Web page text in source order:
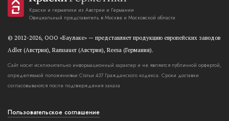
Краски и герметики из Австрии и Германии
Официальный представитель в Москве и Московской области
© 2012-2026, OOO «Баулаке» — представляет продукцию европейских заводов
Adler (Австрия), Ramsauer (Австрия), Reesa (Германия).
Сайт носит исключительно информационный характер и не является публичной орфертой,
определяемой положениями Статьи 437 Гражданского кодекса. Сроки доставки
согласовываются после подтверждения заказа
Пользовательское соглашение